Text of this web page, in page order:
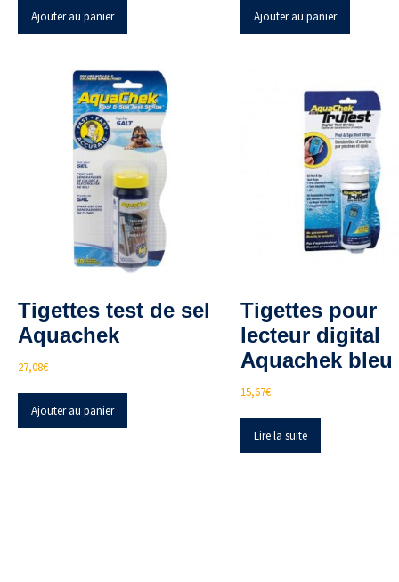
Ajouter au panier Ajouter au panier
Tigettes test de sel
Aquachek
27,08€
Ajouter au panier
Tigettes pour
lecteur digital
Aquachek bleu
15,67€
Lire la suite